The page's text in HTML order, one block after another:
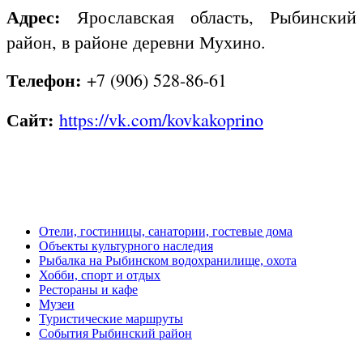
Адрес:
Ярославская область, Рыбинский
район, в районе деревни Мухино.
Телефон: +7 (906) 528-86-61
Сайт: https://vk.com/kovkakoprino
Отели, гостиницы, санатории, гостевые дома
Объекты культурного наследия
Рыбалка на Рыбинском водохранилище, охота
Хобби, спорт и отдых
Рестораны и кафе
Музеи
Туристические маршруты
События Рыбинский район